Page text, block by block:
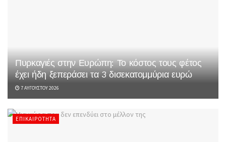
Πυρκαγιές στην Ευρώπη: Το κόστος τους φέτος
έχει ήδη ξεπεράσει τα 3 δισεκατομμύρια ευρώ
7 ΑΥΓΟΎΣΤΟΥ 2026
ΕΠΙΚΑΙΡΌΤΗΤΑ